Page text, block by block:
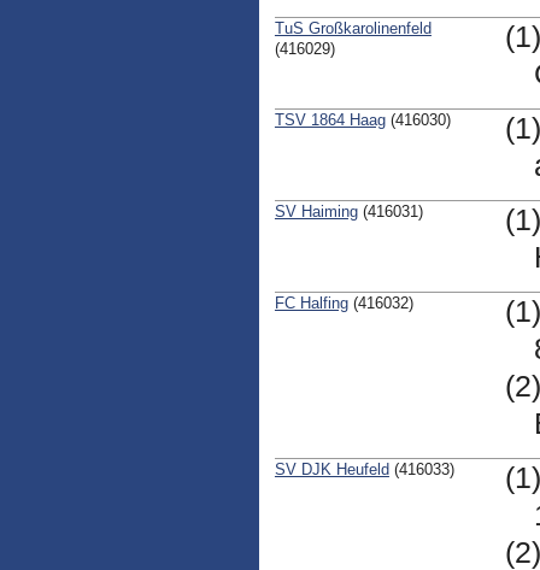
TuS Großkarolinenfeld
(416029)
TSV 1864 Haag(416030)
SV Haiming(416031)
FC Halfing(416032)
SV DJK Heufeld (416033)